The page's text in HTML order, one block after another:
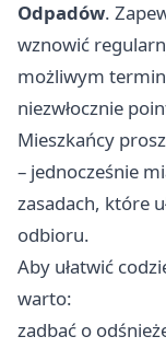
Odpadów.
wznowić
możliwym
niezwłocznie
Mieszkańcy
– jednocześnie
zasadach, które
odbioru.
Aby ułatwić
warto:
zadbać o